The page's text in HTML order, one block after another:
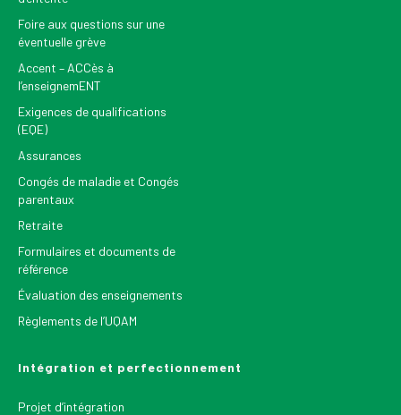
Foire aux questions sur une
éventuelle grève
Accent – ACCès à
l’enseignemENT
Exigences de qualifications
(EQE)
Assurances
Congés de maladie et Congés
parentaux
Retraite
Formulaires et documents de
référence
Évaluation des enseignements
Règlements de l’UQAM
Intégration et perfectionnement
Projet d’intégration